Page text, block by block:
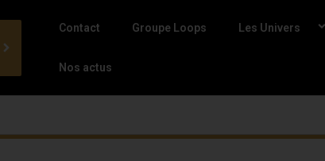
Contact Groupe Loops Les Univers
Nos actus